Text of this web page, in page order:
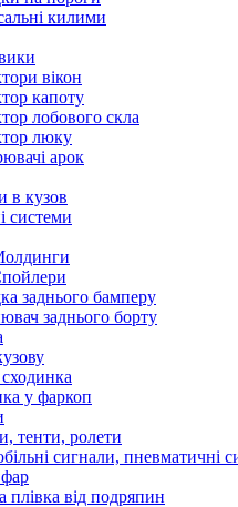
килими
вікон
капоту
лобового скла
люку
арок
в кузов
системи
заднього бамперу
заднього борту
у фаркоп
тенти, ролети
сигнали, пневматичні
плівка від подряпин